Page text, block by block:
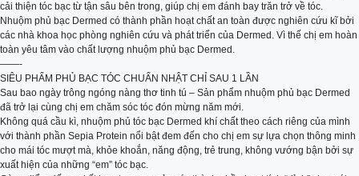
cải thiện tóc bạc từ tận sâu bên trong, giúp chị em đánh bay trăn trở về tóc.
Nhuộm phủ bạc Dermed có thành phần hoạt chất an toàn được nghiên cứu kĩ bởi
các nhà khoa học phòng nghiên cứu và phát triển của Dermed. Vì thế chị em hoàn
toàn yêu tâm vào chất lượng nhuộm phủ bạc Dermed.
——-
SIÊU PHẨM PHỦ BẠC TÓC CHUẨN NHẬT CHỈ SAU 1 LẦN
Sau bao ngày trông ngóng nàng thơ tinh tú – Sản phẩm nhuộm phủ bạc Dermed
đã trở lại cùng chị em chăm sóc tóc đón mừng năm mới.
Không quá cầu kì, nhuộm phủ tóc bạc Dermed khí chất theo cách riêng của mình
với thành phần Sepia Protein nổi bật đem đến cho chị em sự lựa chọn thông minh
cho mái tóc mượt mà, khỏe khoắn, năng động, trẻ trung, không vướng bận bởi sự
xuất hiện của những “em” tóc bạc.